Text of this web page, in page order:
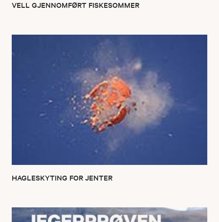
VELL GJENNOMFØRT FISKESOMMER
HAGLESKYTING FOR JENTER